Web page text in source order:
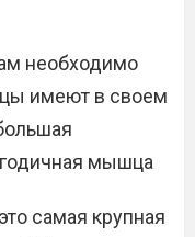
необходимо
имеют в своем
мышца
самая крупная